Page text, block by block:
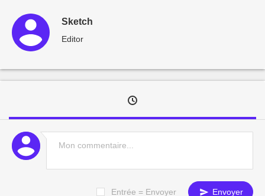
Sketch
Editor
Entrée = Envoyer Envoyer